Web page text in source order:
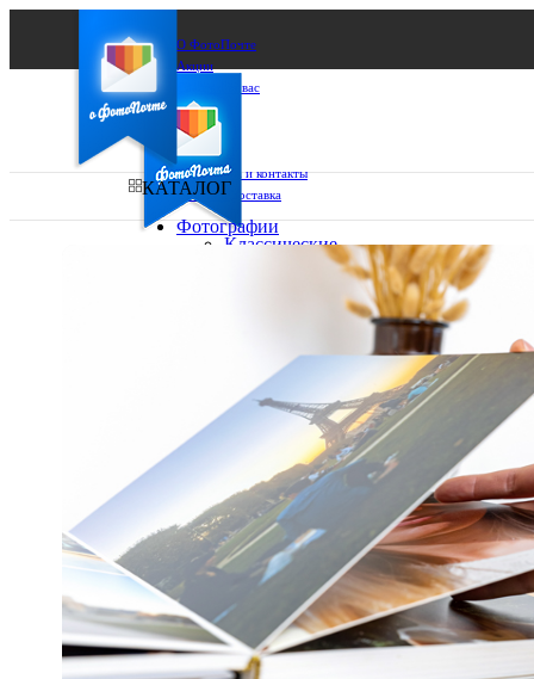
О ФотоПочте
Акции
Сделаем за вас
Бизнесу
FAQ
Франшиза
Поддержка и контакты
Оплата и доставка
Выберите из списка:
КАТАЛОГ
Фотографии
Классические
15х20
20х30
30х30
30х40
А4
Фото
в
рамке
10х10
10×15
13×18
15×15
15×20